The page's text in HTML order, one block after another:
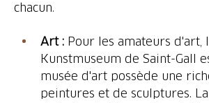
chacun.
Art : Pour les amateurs d'art,
Kunstmuseum de Saint-Gall
musée d'art possède une
peintures et de sculptures.